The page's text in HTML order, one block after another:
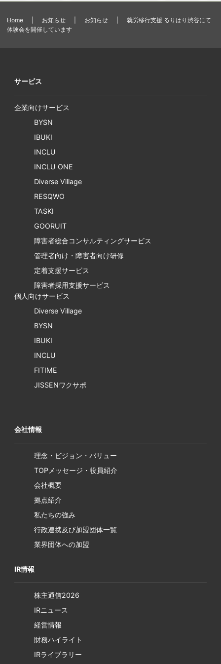
Home お知らせ お知らせ
就労移行支援 るりはり渋谷にて
体験会を開催しています
サービス
企業向けサービス
BYSN
IBUKI
INCLU
INCLU ONE
Diverse Village
RESQWO
TASKI
GOORUIT
障害者総合コンサルティングサービス
管理者向け・障害者向け研修
定着支援サービス
障害者採用支援サービス
個人向けサービス
Diverse Village
BYSN
IBUKI
INCLU
FITIME
JISSENワクサポ
会社情報
理念・ビジョン・バリュー
TOPメッセージ・役員紹介
会社概要
拠点紹介
私たちの強み
行政連携及び加盟団体一覧
業界団体への加盟
IR情報
株主通信2026
IRニュース
経営情報
財務ハイライト
IRライブラリー